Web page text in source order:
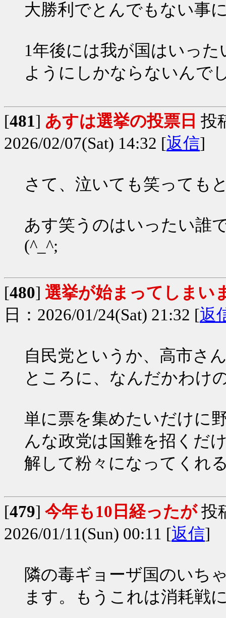
大勝利でとんでもない事
1年後には我が国はいっ
ようにしかならないんで
[481] あすは選挙の投票日 投
2026/02/07(Sat) 14:32 [返信]
さて、泣いても笑っても
あす笑うのはいったい誰
(^_^;
[480] 選挙が始まってしまい
日：2026/01/24(Sat) 21:32 [返
自民党というか、高市さ
ところに、なんだかわけ
単に票を集めたいだけに
んな政党は国難を招くだ
解して粉々になってくれ
[479] 今年も10日経ったが投
2026/01/11(Sun) 00:11 [返信]
隣の毒ギョーザ国のいち
ます。もうこれは消耗戦